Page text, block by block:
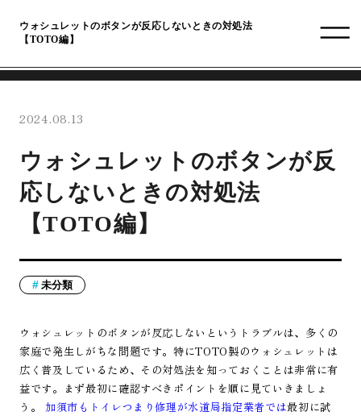
ウォシュレットのボタンが反応しないときの対処法
【TOTO編】
2024.08.13
ウォシュレットのボタンが反
応しないときの対処法
【TOTO編】
未分類
ウォシュレットのボタンが反応しないというトラブルは、多くの
家庭で発生しがちな問題です。特にTOTO製のウォシュレットは
広く普及しているため、その対処法を知っておくことは非常に有
益です。まず最初に確認すべきポイントを順に見ていきましょ
う。 加須市もトイレつまり修理が水道局指定業者では最初に試